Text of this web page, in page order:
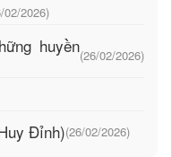
02/2026)
huyền(26/02/2026)
Đỉnh)(26/02/2026)